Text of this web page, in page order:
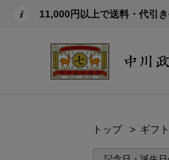
11,000円以上で送料・代引
トップ ギフ